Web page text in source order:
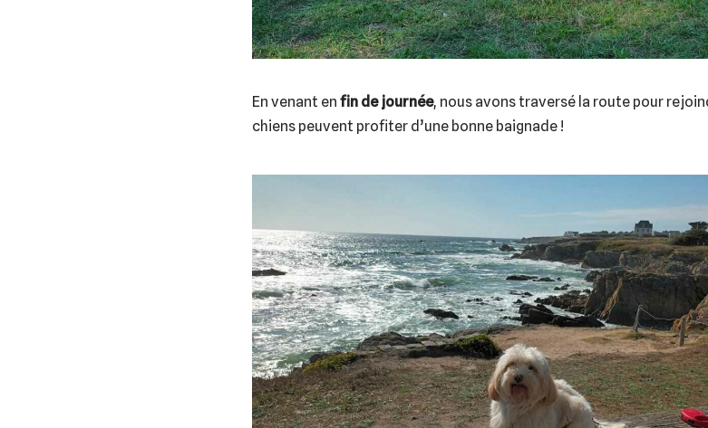
En venant en fin de journée, nous avons traversé la route pour
chiens peuvent profiter d’une bonne baignade !